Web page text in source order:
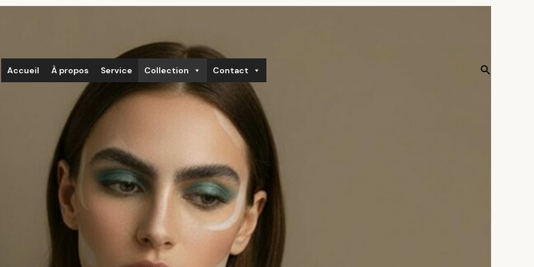
Accueil À propos Service Collection Contact